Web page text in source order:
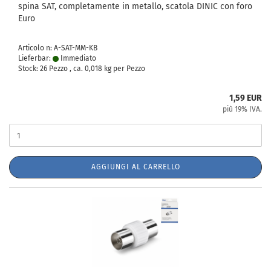
spina SAT, completamente in metallo, scatola DINIC con foro
Euro
Articolo n: A-SAT-MM-KB
Lieferbar:
Immediato
Stock: 26 Pezzo , ca. 0,018 kg per Pezzo
1,59 EUR
più 19% IVA.
AGGIUNGI AL CARRELLO